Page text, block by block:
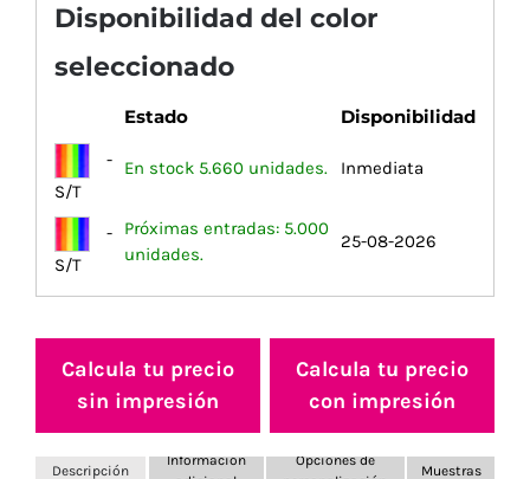
Disponibilidad del color
seleccionado
Estado Disponibilidad
-
S/T
En stock 5.660 unidades. Inmediata
-
S/T
Próximas entradas: 5.000
unidades.
25-08-2026
Calcula tu precio
sin impresión
Calcula tu precio
con impresión
Descripción
Información
Opciones de
Muestras